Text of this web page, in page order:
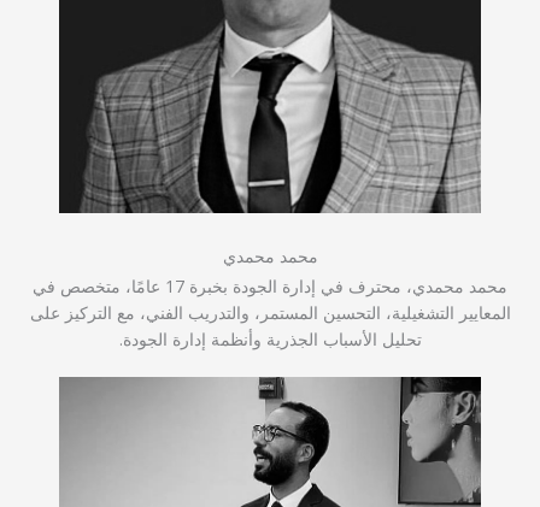
محمد محمدي
محمد محمدي، محترف في إدارة الجودة بخبرة 17 عامًا، متخصص في
المعايير التشغيلية، التحسين المستمر، والتدريب الفني، مع التركيز على
تحليل الأسباب الجذرية وأنظمة إدارة الجودة.